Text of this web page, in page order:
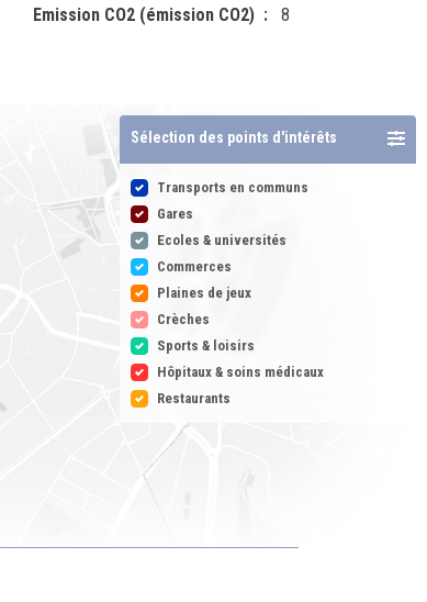
Emission CO2 (émission CO2) 8
Sélection des points d'intérêts
Transports en communs
Gares
Ecoles & universités
Commerces
Plaines de jeux
Crèches
Sports & loisirs
Hôpitaux & soins médicaux
Restaurants